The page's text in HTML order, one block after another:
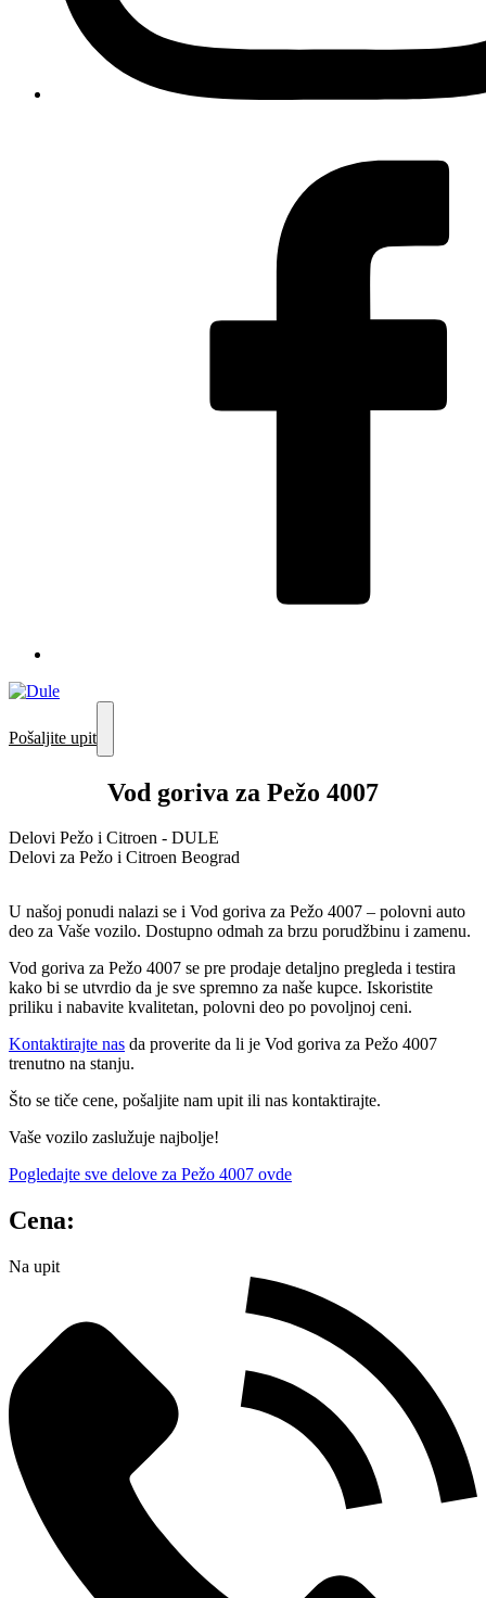
Pošaljite upit
Vod goriva za Pežo 4007
Delovi Pežo i Citroen - DULE
Delovi za Pežo i Citroen Beograd
U našoj ponudi nalazi se i Vod goriva za Pežo 4007 – polovni auto
deo za Vaše vozilo. Dostupno odmah za brzu porudžbinu i zamenu.
Vod goriva za Pežo 4007 se pre prodaje detaljno pregleda i testira
kako bi se utvrdio da je sve spremno za naše kupce. Iskoristite
priliku i nabavite kvalitetan, polovni deo po povoljnoj ceni.
Kontaktirajte nas da proverite da li je Vod goriva za Pežo 4007
trenutno na stanju.
Što se tiče cene, pošaljite nam upit ili nas kontaktirajte.
Vaše vozilo zaslužuje najbolje!
Pogledajte sve delove za Pežo 4007 ovde
Cena:
Na upit